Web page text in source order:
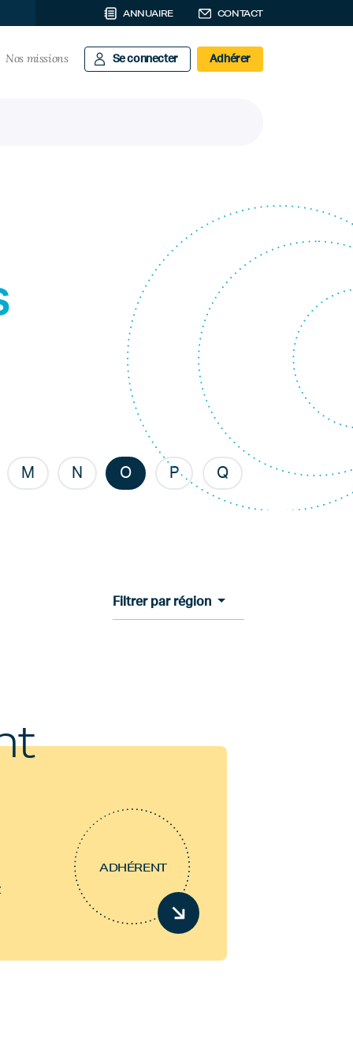
ANNUAIRE CONTACT
Nos missions Se connecter Adhérer
M N O P Q
Filtrer par région
ADHÉRENT